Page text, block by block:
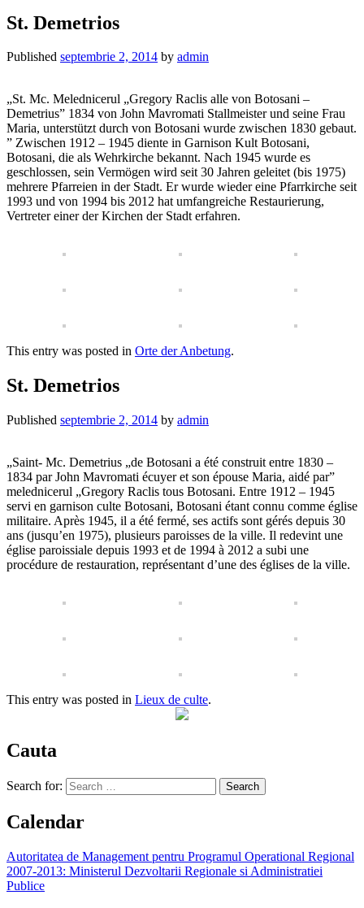
St. Demetrios
Published septembrie 2, 2014 by admin
„St. Mc. Melednicerul „Gregory Raclis alle von Botosani –
Demetrius” 1834 von John Mavromati Stallmeister und seine Frau
Maria, unterstützt durch von Botosani wurde zwischen 1830 gebaut.
” Zwischen 1912 – 1945 diente in Garnison Kult Botosani,
Botosani, die als Wehrkirche bekannt. Nach 1945 wurde es
geschlossen, sein Vermögen wird seit 30 Jahren geleitet (bis 1975)
mehrere Pfarreien in der Stadt. Er wurde wieder eine Pfarrkirche seit
1993 und von 1994 bis 2012 hat umfangreiche Restaurierung,
Vertreter einer der Kirchen der Stadt erfahren.
This entry was posted in Orte der Anbetung.
St. Demetrios
Published septembrie 2, 2014 by admin
„Saint- Mc. Demetrius „de Botosani a été construit entre 1830 –
1834 par John Mavromati écuyer et son épouse Maria, aidé par”
melednicerul „Gregory Raclis tous Botosani. Entre 1912 – 1945
servi en garnison culte Botosani, Botosani étant connu comme église
militaire. Après 1945, il a été fermé, ses actifs sont gérés depuis 30
ans (jusqu’en 1975), plusieurs paroisses de la ville. Il redevint une
église paroissiale depuis 1993 et ​​de 1994 à 2012 a subi une
procédure de restauration, représentant d’une des églises de la ville.
This entry was posted in Lieux de culte.
Cauta
Search for:
Calendar
Autoritatea de Management pentru Programul Operational Regional
2007-2013: Ministerul Dezvoltarii Regionale si Administratiei
Publice